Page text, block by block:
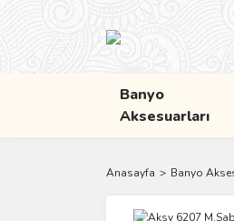
Banyo
Aksesuarları
Anasayfa Banyo